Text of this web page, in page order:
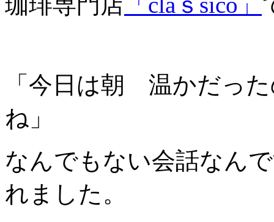
「今日は朝 温かだっ
ね」
なんでもない会話なん
れました。